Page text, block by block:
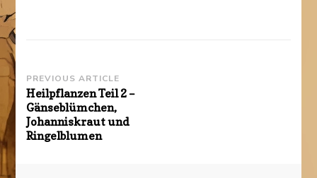
Post
Navigation
PREVIOUS ARTICLE
Heilpflanzen Teil 2 –
Gänseblümchen,
Johanniskraut und
Ringelblumen